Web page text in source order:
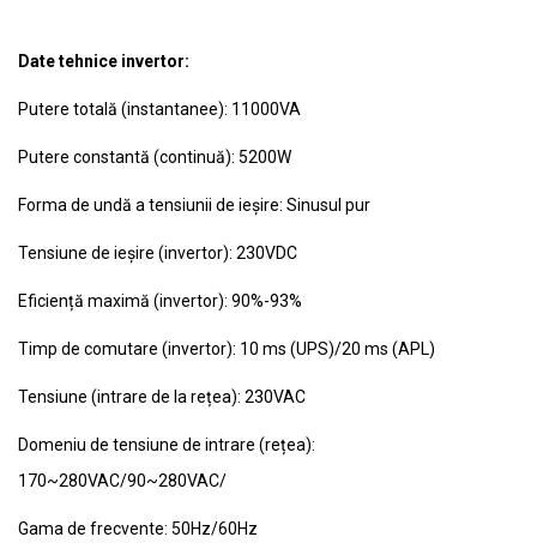
Date tehnice invertor:
Putere totală (instantanee): 11000VA
Putere constantă (continuă): 5200W
Forma de undă a tensiunii de ieșire: Sinusul pur
Tensiune de ieșire (invertor): 230VDC
Eficiență maximă (invertor): 90%-93%
Timp de comutare (invertor): 10 ms (UPS)/20 ms (APL)
Tensiune (intrare de la rețea): 230VAC
Domeniu de tensiune de intrare (rețea):
170~280VAC/90~280VAC/
Gama de frecvente: 50Hz/60Hz